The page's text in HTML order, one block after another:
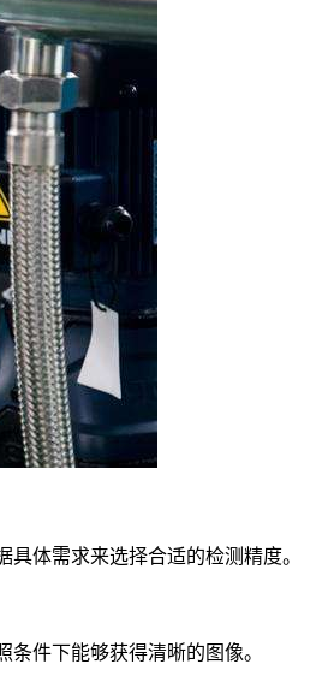
体需求来选择合适的检测精度。
件下能够获得清晰的图像。